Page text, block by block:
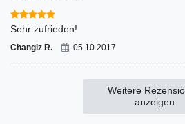
Sehr zufrieden!
Changiz R. 05.10.2017
Weitere
anzeigen